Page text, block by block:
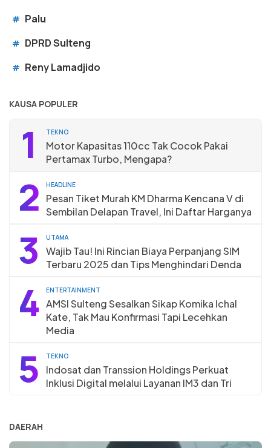
# Palu
# DPRD Sulteng
# Reny Lamadjido
KAUSA POPULER
1 TEKNO
Motor Kapasitas 110cc Tak Cocok Pakai
Pertamax Turbo, Mengapa?
2 HEADLINE
Pesan Tiket Murah KM Dharma Kencana V di
Sembilan Delapan Travel, Ini Daftar Harganya
3 UTAMA
Wajib Tau! Ini Rincian Biaya Perpanjang SIM
Terbaru 2025 dan Tips Menghindari Denda
4 ENTERTAINMENT
AMSI Sulteng Sesalkan Sikap Komika Ichal
Kate, Tak Mau Konfirmasi Tapi Lecehkan
Media
5 TEKNO
Indosat dan Transsion Holdings Perkuat
Inklusi Digital melalui Layanan IM3 dan Tri
DAERAH